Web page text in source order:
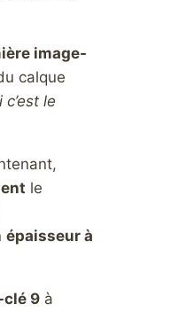
image-
calque
c’est le
le
épaisseur à
clé 9 à